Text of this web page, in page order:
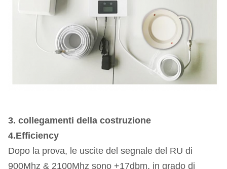
3. collegamenti della costruzione
4.Efficiency
Dopo la prova, le uscite del segnale del RU di
900Mhz & 2100Mhz sono +17dbm, in grado di